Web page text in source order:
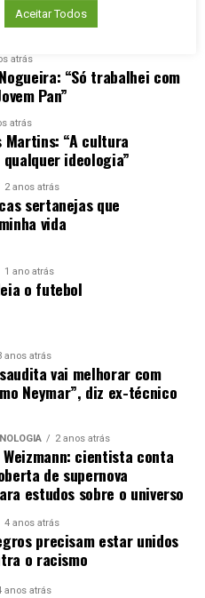
250 engenheiros de
principais universidades
os serviços de acordo
o trabalho de nearshore
de onshore (no mesmo
de escalar projetos
novas metodologias,
à Key Performance
chave da
são as vertentes deste
qualidade
web e mobiles
de RPA
como um conjunto de
que automatizam e
software e as equipes de
A equipe se torna mais
mais dinâmica,
LIDOS
atrás
“Só trabalhei com
Pan”
atrás
Martins: “A cultura
qualquer ideologia”
2 anos atrás
sertanejas que
vida
1 ano atrás
o futebol
anos atrás
vai melhorar com
Neymar”, diz ex-técnico
2 anos atrás
Weizmann: cientista conta
de supernova
estudos sobre o universo
4 anos atrás
precisam estar unidos
o racismo
anos atrás
Aceitar Todos